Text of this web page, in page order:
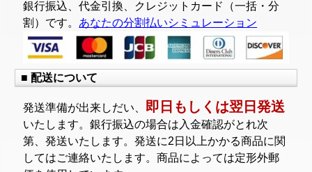
銀行振込、代金引換、クレジットカード（一括・分
割）です。 あなたの分割払いシミュレーション
■ 配送について
発送準備が出来しだい、 即日もしくは翌日発送
いたします。銀行振込の場合は入金確認がとれ次
第、発送いたします。発送に2日以上かかる商品に関
してはご連絡いたします。商品によっては定形外郵